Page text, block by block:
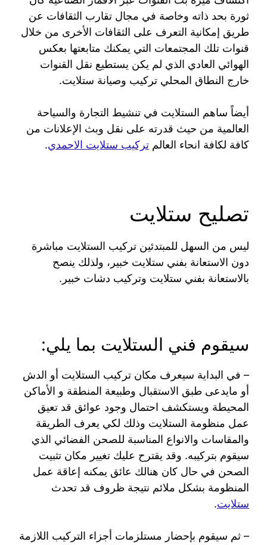
ثورة بحد ذاته وخاصة في مجال تقارب الثقافات عن
طريق إمكانية التعرف على الثقافات الأخرى من خلال
قنوات تلك المجتمعات التي يمكنك متابعتها بعكس
الهوائي العادي الذي لم يكن يستطيع نقل القنوات
خارج النطاق المحلي تركيب وصيانة ستلايت.
أيضاً ساهم الستلايت في تنشيط التجارة والسياحة
العالمية من حيث قدرته على نقل وبث الإعلانات من
كافة لكافة انحاء العالم تركيب ستلايت الاحمدي.
تصليح ستلايت
ليس من السهل للمبتدئين تركيب الستلايت مباشرة
دون الاستعانة بفني ستلايت خبير، ولذلك ينصح
بالاستعانة بفني ستلايت وتركيب دشات خبير.
سيقوم فني الستلايت بما يلي:
– في البداية سيعرف مكان تركيب الستلايت أو الدش
أو مايدعى طبق الاستقبال وطبيعة المنطقة و الأماكن
المحيطة ويستكشف احتمال وجود عوائق قد تعيق
عمل منظومة الستلايت وذلك لكي يعرف الطريقة
والمقاسات والانواع المناسبة للصحن الفضائي الذي
سيقوم بتركيبه. وقد يقترح عليك تغيير مكان تثبيت
الصحن في حال كان هنالك عائق يمكنه إعاقة عمل
المنظومة بشكل ملائم نتيجة ظروف قد تحدث
ستلايت.
– ثم سيقوم بإحضار مستلزمات أجزاء التركيب اللازمة